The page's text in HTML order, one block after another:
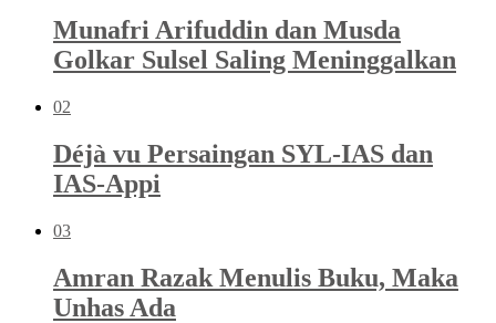
Munafri Arifuddin dan Musda
Golkar Sulsel Saling Meninggalkan
02
Déjà vu Persaingan SYL-IAS dan
IAS-Appi
03
Amran Razak Menulis Buku, Maka
Unhas Ada